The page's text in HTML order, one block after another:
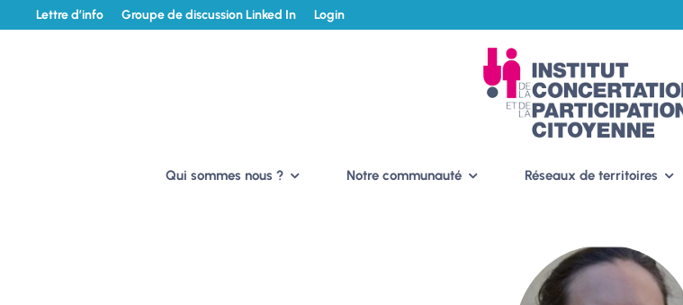
Lettre d’info Groupe de discussion Linked In Login
Qui sommes nous ? Notre communauté Réseaux de territoires